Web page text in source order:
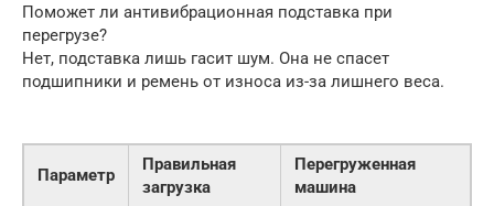
Поможет ли антивибрационная подставка при
перегрузе?
Нет, подставка лишь гасит шум. Она не спасет
подшипники и ремень от износа из-за лишнего веса.
Параметр
Правильная
загрузка
Перегруженная
машина